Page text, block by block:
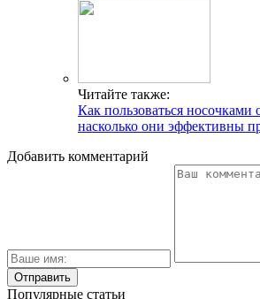
Читайте также:
Как пользоваться носочками
насколько они эффективны
Добавить комментарий
Популярные статьи